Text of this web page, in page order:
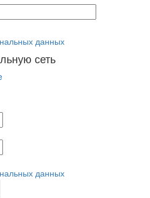
данных
сеть
данных